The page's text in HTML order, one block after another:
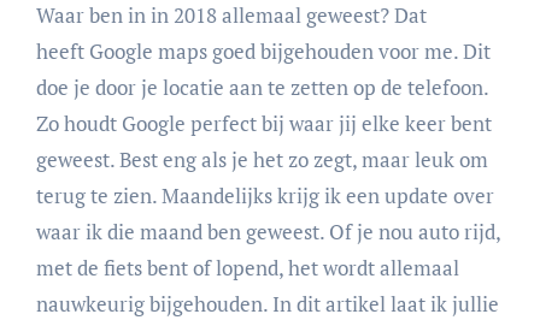
Waar ben in in 2018 allemaal geweest? Dat
heeft Google maps goed bijgehouden voor me. Dit
doe je door je locatie aan te zetten op de telefoon.
Zo houdt Google perfect bij waar jij elke keer bent
geweest. Best eng als je het zo zegt, maar leuk om
terug te zien. Maandelijks krijg ik een update over
waar ik die maand ben geweest. Of je nou auto rijd,
met de fiets bent of lopend, het wordt allemaal
nauwkeurig bijgehouden. In dit artikel laat ik jullie